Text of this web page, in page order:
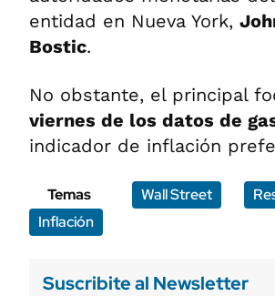
entidad en Nueva York,
Bostic.
No obstante, el principal
viernes de los datos de
indicador de inflación
Temas Wall Street
Inflación
Suscribite al Newsletter